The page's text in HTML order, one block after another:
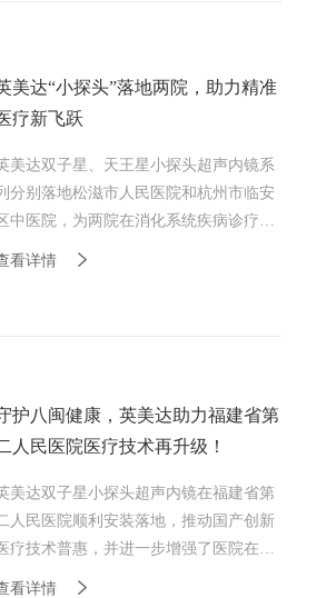
美达“小探头”落地两院，助力精准
疗新飞跃
美达双子星、天王星小探头超声内镜系
分别落地松滋市人民医院和杭州市临安
中医院，为两院在消化系统疾病诊疗领
看详情
护八闽健康，英美达助力福建省第
人民医院医疗技术再升级！
美达双子星小探头超声内镜在福建省第
人民医院顺利安装落地，推动国产创新
疗技术普惠，并进一步增强了医院在消
看详情